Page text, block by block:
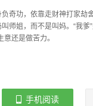
奇功，依靠走财神打家劫
师姐，而不是叫妈。“我
还是做苦力。
手机阅读